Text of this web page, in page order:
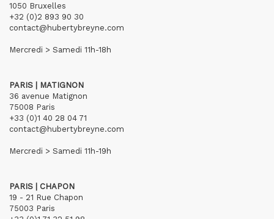
1050 Bruxelles
+32 (0)2 893 90 30
contact@hubertybreyne.com
Mercredi > Samedi 11h-18h
PARIS | MATIGNON
36 avenue Matignon
75008 Paris
+33 (0)1 40 28 04 71
contact@hubertybreyne.com
Mercredi > Samedi 11h-19h
PARIS | CHAPON
19 - 21 Rue Chapon
75003 Paris